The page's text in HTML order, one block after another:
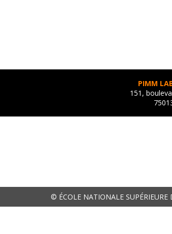
PIMM
151,
© ÉCOLE NATIONALE